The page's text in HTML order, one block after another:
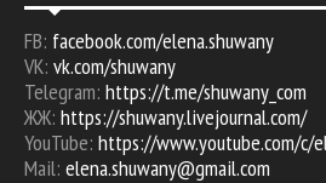
FB: facebook.com/elena.shuwany
VK: vk.com/shuwany
Telegram: https://t.me/shuwany_com
ЖЖ: https://shuwany.livejournal.com/
YouTube: https://www.youtube.com/c/
Mail: elena.shuwany@gmail.com